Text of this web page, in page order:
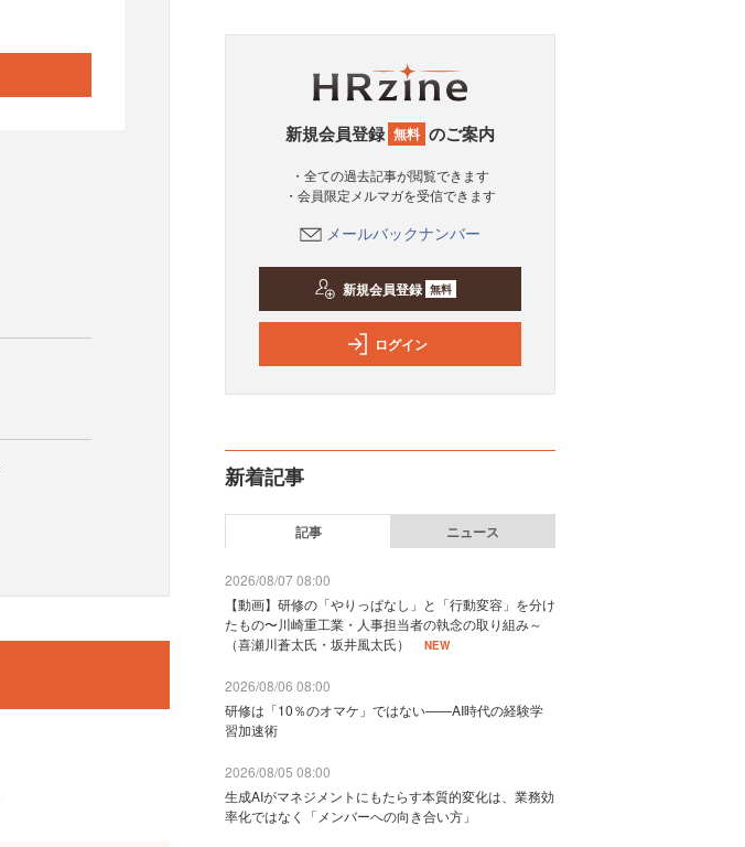
新規会員登録 無料 のご案内
・全ての過去記事が閲覧できます
・会員限定メルマガを受信できます
メールバックナンバー
新規会員登録 無料
ログイン
新着記事
記事 ニュース
2026/08/07 08:00
【動画】研修の「やりっぱなし」と「行動変容」を分け
たもの〜川崎重工業・人事担当者の執念の取り組み～
（喜瀬川蒼太氏・坂井風太氏）
NEW
2026/08/06 08:00
研修は「10％のオマケ」ではない——AI時代の経験学
習加速術
2026/08/05 08:00
生成AIがマネジメントにもたらす本質的変化は、業務効
率化ではなく「メンバーへの向き合い方」